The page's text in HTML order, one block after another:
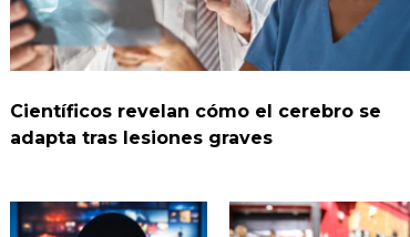
Científicos revelan cómo el cerebro se
adapta tras lesiones graves